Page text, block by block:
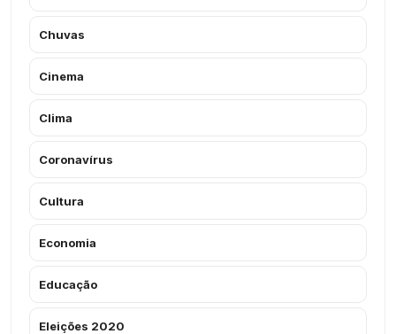
Chuvas
Cinema
Clima
Coronavírus
Cultura
Economia
Educação
Eleições 2020